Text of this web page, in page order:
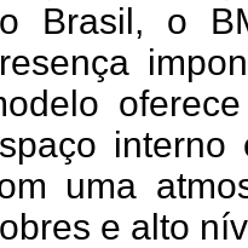
Brasil, o
interno
uma
e alto